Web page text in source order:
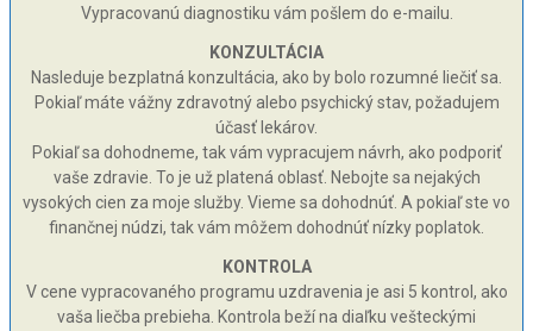
Vypracovanú diagnostiku vám pošlem do e-mailu.
KONZULTÁCIA
Nasleduje bezplatná konzultácia, ako by bolo rozumné liečiť sa.
Pokiaľ máte vážny zdravotný alebo psychický stav, požadujem
účasť lekárov.
Pokiaľ sa dohodneme, tak vám vypracujem návrh, ako podporiť
vaše zdravie. To je už platená oblasť. Nebojte sa nejakých
vysokých cien za moje služby. Vieme sa dohodnúť. A pokiaľ ste vo
finančnej núdzi, tak vám môžem dohodnúť nízky poplatok.
KONTROLA
V cene vypracovaného programu uzdravenia je asi 5 kontrol, ako
vaša liečba prebieha. Kontrola beží na diaľku vešteckými